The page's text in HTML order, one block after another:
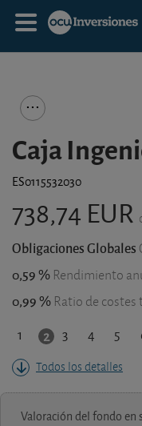
Caja
ES0115532030
738,74 EUR
Obligaciones Globales
0,59 % Rendimiento
0,99 % Ratio de costes
1 2 3 4 5
Todos los detalles
Valoración del fondo en